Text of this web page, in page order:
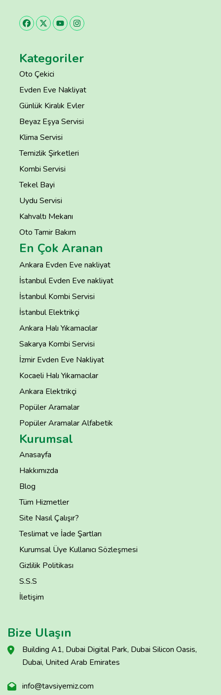
Kategoriler
Oto Çekici
Evden Eve Nakliyat
Günlük Kiralık Evler
Beyaz Eşya Servisi
Klima Servisi
Temizlik Şirketleri
Kombi Servisi
Tekel Bayi
Uydu Servisi
Kahvaltı Mekanı
Oto Tamir Bakım
En Çok Aranan
Ankara Evden Eve nakliyat
İstanbul Evden Eve nakliyat
İstanbul Kombi Servisi
İstanbul Elektrikçi
Ankara Halı Yıkamacılar
Sakarya Kombi Servisi
İzmir Evden Eve Nakliyat
Kocaeli Halı Yıkamacılar
Ankara Elektrikçi
Popüler Aramalar
Popüler Aramalar Alfabetik
Kurumsal
Anasayfa
Hakkımızda
Blog
Tüm Hizmetler
Site Nasıl Çalışır?
Teslimat ve İade Şartları
Kurumsal Üye Kullanıcı Sözleşmesi
Gizlilik Politikası
S.S.S
İletişim
Bize Ulaşın
Building A1, Dubai Digital Park, Dubai Silicon Oasis,
Dubai, United Arab Emirates
info@tavsiyemiz.com